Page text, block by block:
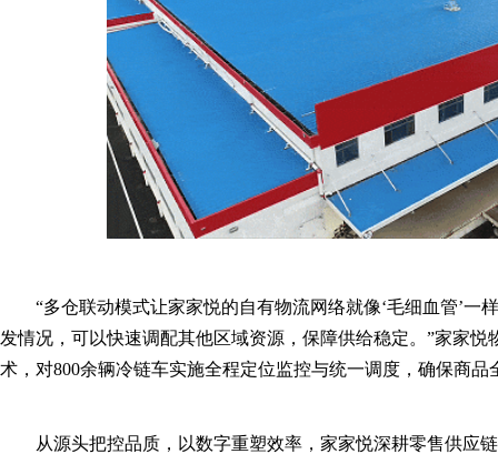
“多仓联动模式让家家悦的自有物流网络就像‘毛细血管’
发情况，可以快速调配其他区域资源，保障供给稳定。”家家
术，对800余辆冷链车实施全程定位监控与统一调度，确保商品
从源头把控品质，以数字重塑效率，家家悦深耕零售供应